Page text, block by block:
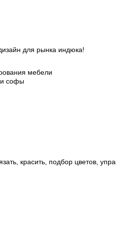
для рынка индюка!
мебели
софы
красить, подбор цветов,